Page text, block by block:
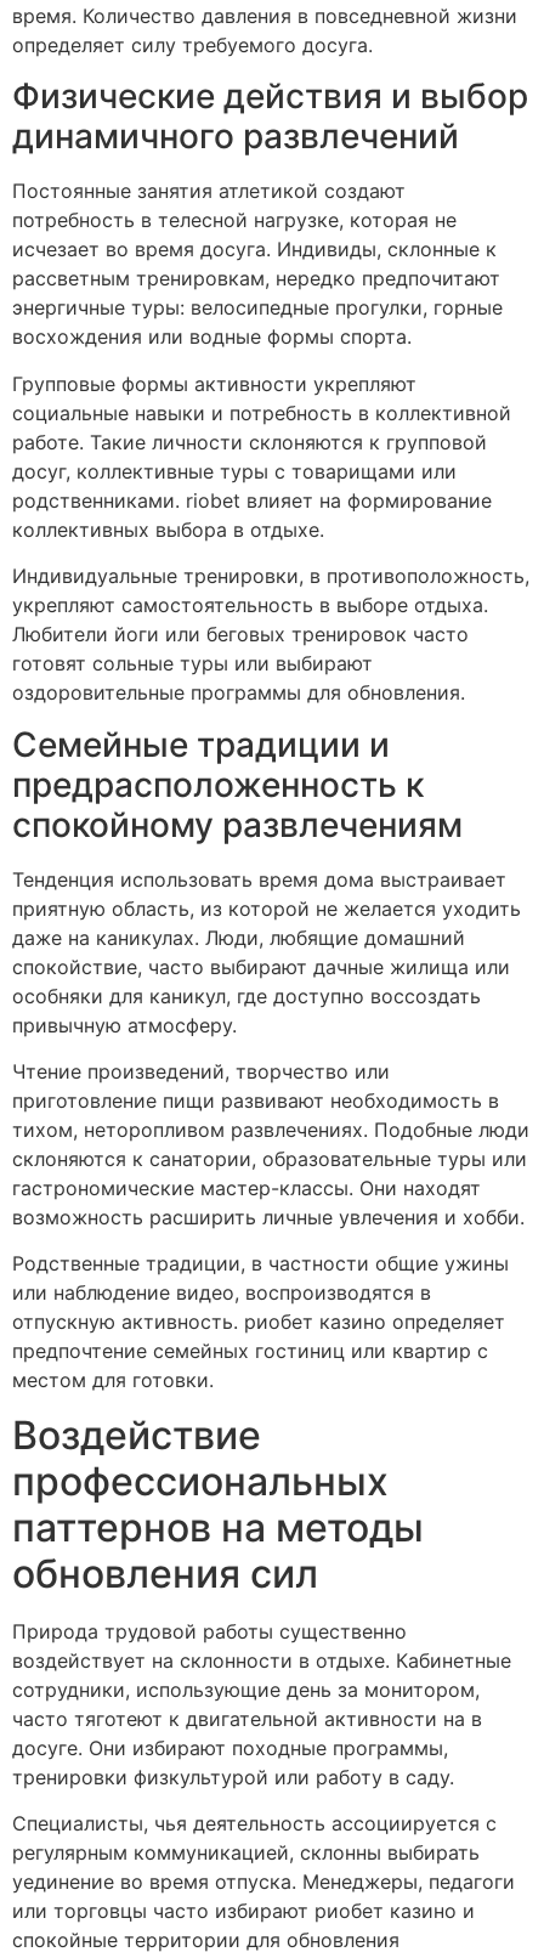
время. Количество давления в повседневной жизни
определяет силу требуемого досуга.
Физические действия и выбор
динамичного развлечений
Постоянные занятия атлетикой создают
потребность в телесной нагрузке, которая не
исчезает во время досуга. Индивиды, склонные к
рассветным тренировкам, нередко предпочитают
энергичные туры: велосипедные прогулки, горные
восхождения или водные формы спорта.
Групповые формы активности укрепляют
социальные навыки и потребность в коллективной
работе. Такие личности склоняются к групповой
досуг, коллективные туры с товарищами или
родственниками. riobet влияет на формирование
коллективных выбора в отдыхе.
Индивидуальные тренировки, в противоположность,
укрепляют самостоятельность в выборе отдыха.
Любители йоги или беговых тренировок часто
готовят сольные туры или выбирают
оздоровительные программы для обновления.
Семейные традиции и
предрасположенность к
спокойному развлечениям
Тенденция использовать время дома выстраивает
приятную область, из которой не желается уходить
даже на каникулах. Люди, любящие домашний
спокойствие, часто выбирают дачные жилища или
особняки для каникул, где доступно воссоздать
привычную атмосферу.
Чтение произведений, творчество или
приготовление пищи развивают необходимость в
тихом, неторопливом развлечениях. Подобные люди
склоняются к санатории, образовательные туры или
гастрономические мастер-классы. Они находят
возможность расширить личные увлечения и хобби.
Родственные традиции, в частности общие ужины
или наблюдение видео, воспроизводятся в
отпускную активность. риобет казино определяет
предпочтение семейных гостиниц или квартир с
местом для готовки.
Воздействие
профессиональных
паттернов на методы
обновления сил
Природа трудовой работы существенно
воздействует на склонности в отдыхе. Кабинетные
сотрудники, использующие день за монитором,
часто тяготеют к двигательной активности на в
досуге. Они избирают походные программы,
тренировки физкультурой или работу в саду.
Специалисты, чья деятельность ассоциируется с
регулярным коммуникацией, склонны выбирать
уединение во время отпуска. Менеджеры, педагоги
или торговцы часто избирают риобет казино и
спокойные территории для обновления